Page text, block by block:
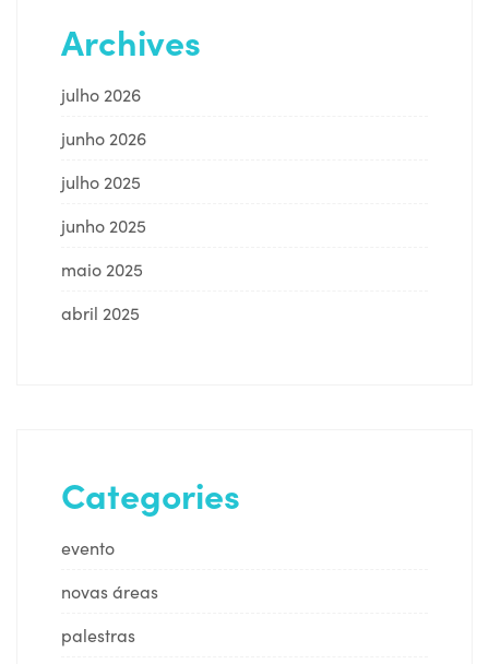
Archives
julho 2026
junho 2026
julho 2025
junho 2025
maio 2025
abril 2025
Categories
evento
novas áreas
palestras